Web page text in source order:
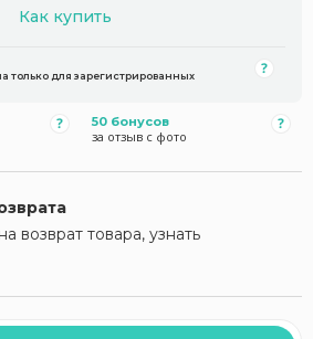
Как купить
только для зарегистрированных
50 бонусов
за отзыв с фото
возврат товара, узнать